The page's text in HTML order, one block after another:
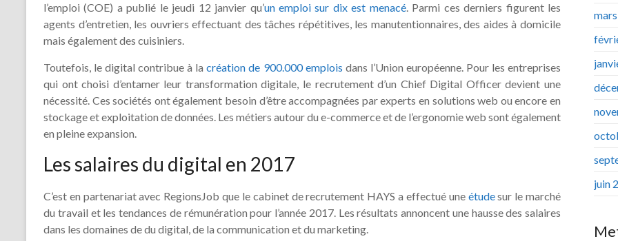
l’emploi (COE) a publié le jeudi 12 janvier qu’un emploi sur dix est menacé. Parmi ces derniers figurent les
agents d’entretien, les ouvriers effectuant des tâches répétitives, les manutentionnaires, des aides à domicile
mais également des cuisiniers.
Toutefois, le digital contribue à lacréation de 900.000 emplois dans l’Union européenne. Pour les entreprises
qui ont choisi d’entamer leur transformation digitale, le recrutement d’un Chief Digital Officer devient une
nécessité. Ces sociétés ont également besoin d’être accompagnées par experts en solutions web ou encore en
stockage et exploitation de données. Les métiers autour du e-commerce et de l’ergonomie web sont également
en pleine expansion.
Les salaires du digital en 2017
C’est en partenariat avec RegionsJob que le cabinet de recrutement HAYS a effectué une étudesur le marché
du travail et les tendances de rémunération pour l’année 2017. Les résultats annoncent une hausse des salaires
dans les domaines de du digital, de la communication et du marketing.
juin